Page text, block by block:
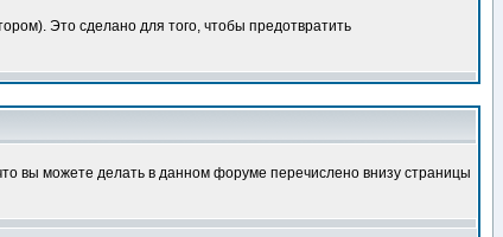
Это сделано для того, чтобы предотвратить
вы можете делать в данном форуме перечислено внизу страницы